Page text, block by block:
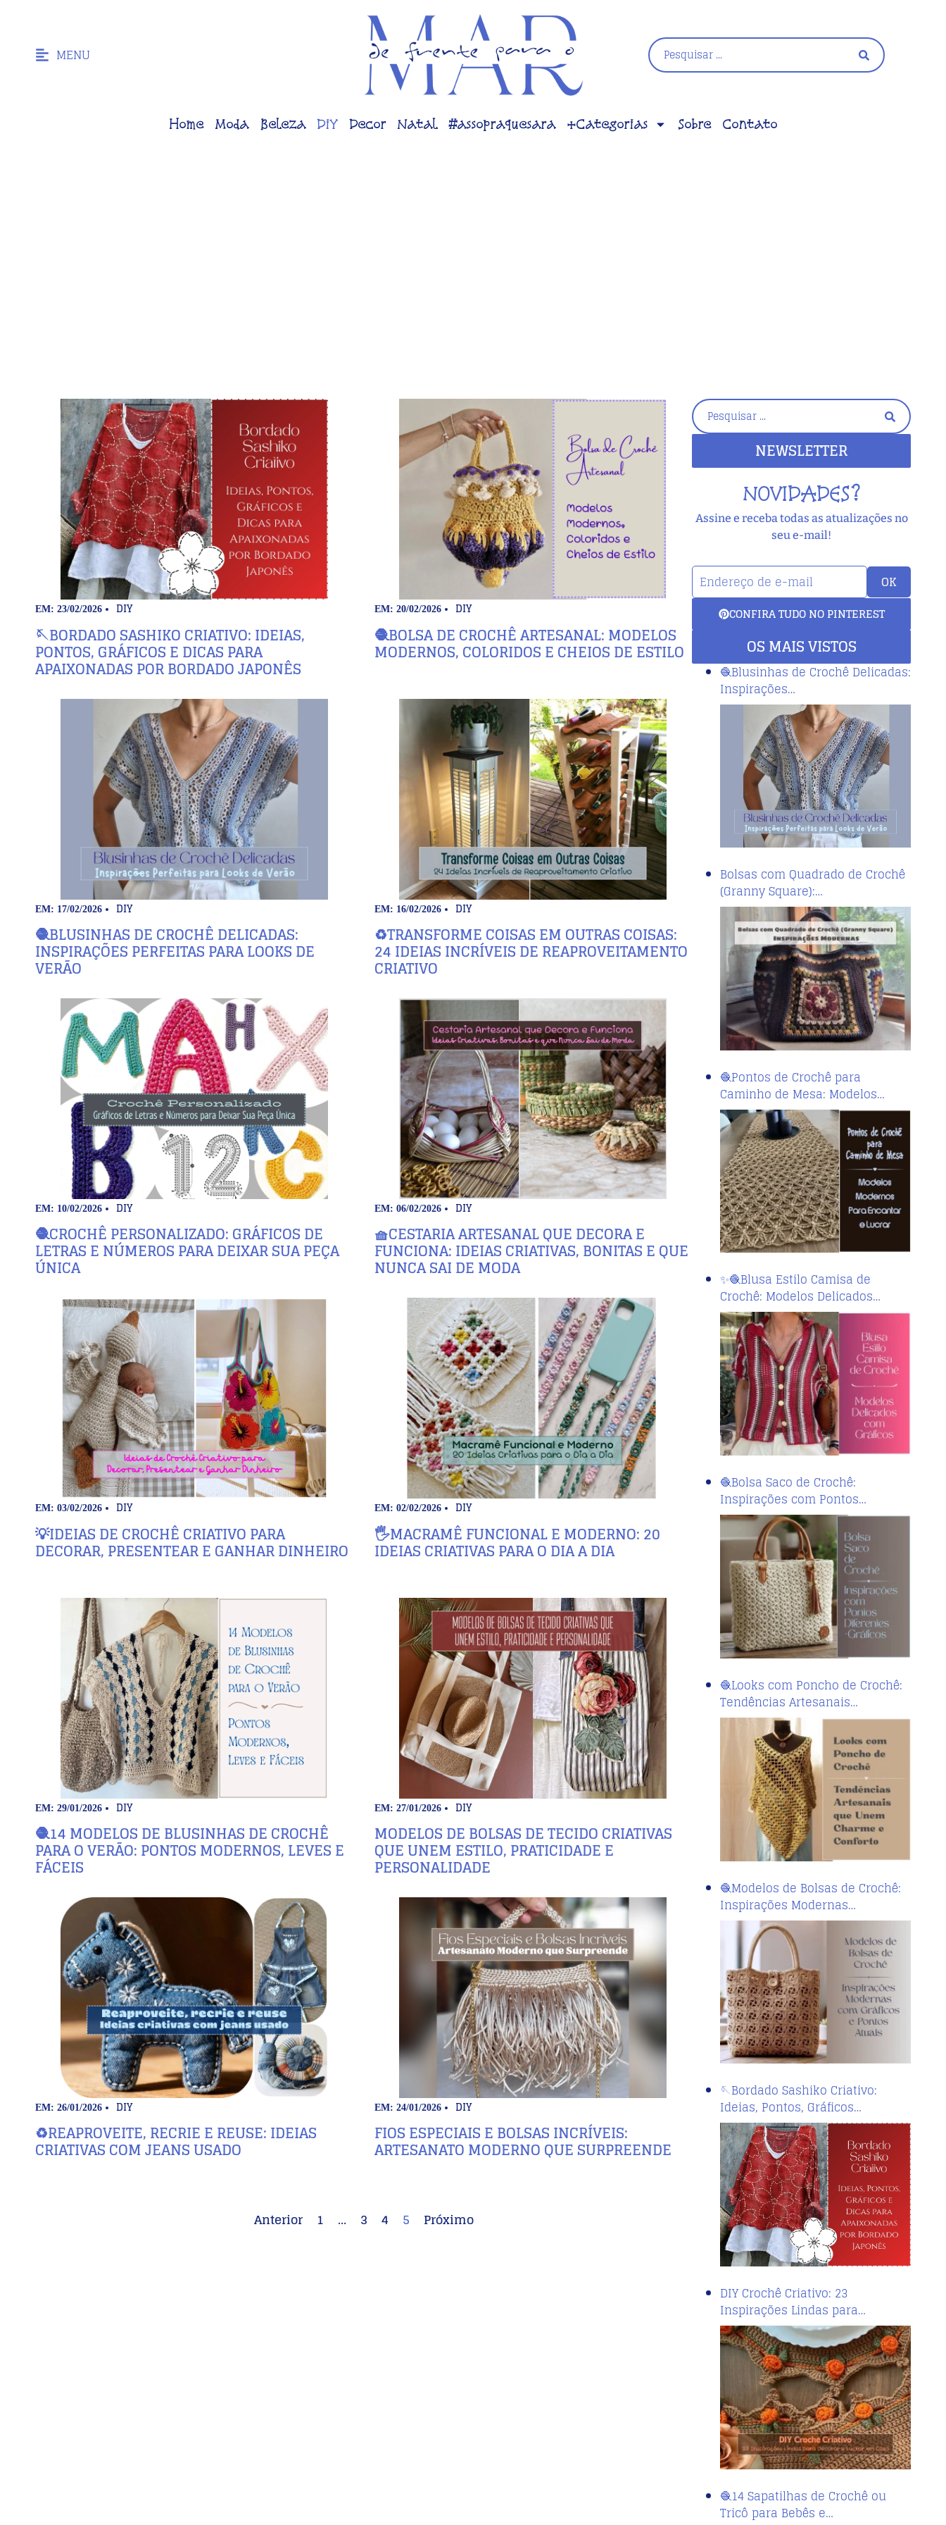
MENU
Home Moda Beleza DiY Decor Natal #assopraquesara +Categorias Sobre Contato
EM: 23/02/2026 DIY
🪡BORDADO SASHIKO CRIATIVO: IDEIAS,
PONTOS, GRÁFICOS E DICAS PARA
APAIXONADAS POR BORDADO JAPONÊS
EM: 20/02/2026 DIY
🧶BOLSA DE CROCHÊ ARTESANAL: MODELOS
MODERNOS, COLORIDOS E CHEIOS DE ESTILO
EM: 17/02/2026 DIY
🧶BLUSINHAS DE CROCHÊ DELICADAS:
INSPIRAÇÕES PERFEITAS PARA LOOKS DE
VERÃO
EM: 16/02/2026 DIY
♻️TRANSFORME COISAS EM OUTRAS COISAS:
24 IDEIAS INCRÍVEIS DE REAPROVEITAMENTO
CRIATIVO
EM: 10/02/2026 DIY
🧶CROCHÊ PERSONALIZADO: GRÁFICOS DE
LETRAS E NÚMEROS PARA DEIXAR SUA PEÇA
ÚNICA
EM: 06/02/2026 DIY
🧺CESTARIA ARTESANAL QUE DECORA E
FUNCIONA: IDEIAS CRIATIVAS, BONITAS E QUE
NUNCA SAI DE MODA
EM: 03/02/2026 DIY
💡IDEIAS DE CROCHÊ CRIATIVO PARA
DECORAR, PRESENTEAR E GANHAR DINHEIRO
EM: 02/02/2026 DIY
🖐️MACRAMÊ FUNCIONAL E MODERNO: 20
IDEIAS CRIATIVAS PARA O DIA A DIA
EM: 29/01/2026 DIY
🧶14 MODELOS DE BLUSINHAS DE CROCHÊ
PARA O VERÃO: PONTOS MODERNOS, LEVES E
FÁCEIS
EM: 27/01/2026 DIY
MODELOS DE BOLSAS DE TECIDO CRIATIVAS
QUE UNEM ESTILO, PRATICIDADE E
PERSONALIDADE
EM: 26/01/2026 DIY
♻️REAPROVEITE, RECRIE E REUSE: IDEIAS
CRIATIVAS COM JEANS USADO
EM: 24/01/2026 DIY
FIOS ESPECIAIS E BOLSAS INCRÍVEIS:
ARTESANATO MODERNO QUE SURPREENDE
Anterior 1 … 3 4 5 Próximo
NEWSLETTER
NOVIDADES?
Assine e receba todas as atualizações no
seu e-mail!
OK
CONFIRA TUDO NO PINTEREST
OS MAIS VISTOS
🧶Blusinhas de Crochê Delicadas:
Inspirações…
Bolsas com Quadrado de Crochê
(Granny Square):…
🧶Pontos de Crochê para
Caminho de Mesa: Modelos…
✨🧶Blusa Estilo Camisa de
Crochê: Modelos Delicados…
🧶Bolsa Saco de Crochê:
Inspirações com Pontos…
🧶Looks com Poncho de Crochê:
Tendências Artesanais…
🧶Modelos de Bolsas de Crochê:
Inspirações Modernas…
🪡Bordado Sashiko Criativo:
Ideias, Pontos, Gráficos…
DIY Crochê Criativo: 23
Inspirações Lindas para…
🧶14 Sapatilhas de Crochê ou
Tricô para Bebês e…